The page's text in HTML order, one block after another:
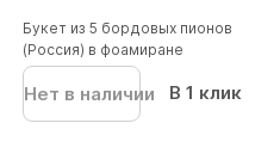
Букет из 5 бордовых пионов
(Россия) в фоамиране
Нет в наличии В 1 клик